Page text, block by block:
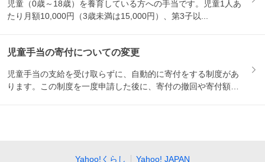
児童（0歳～18歳）を養育している方への手当です。児童1人あ
たり月額10,000円（3歳未満は15,000円）、第3子以...
児童手当の寄付についての変更
児童手当の支給を受け取らずに、自動的に寄付をする制度があ
ります。この制度を一度申請した後に、寄付の撤回や寄付額の
Yahoo!くらし Yahoo! JAPAN